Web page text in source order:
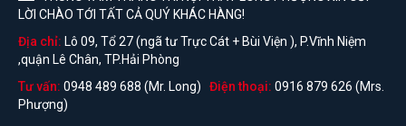
LỜI CHÀO TỚI TẤT CẢ QUÝ KHÁC HÀNG!
Địa chỉ: Lô 09, Tổ 27 (ngã tư Trực Cát + Bùi Viện ), P.Vĩnh Niệm
,quận Lê Chân, TP.Hải Phòng
Tư vấn: 0948 489 688 (Mr. Long) Điện thoại: 0916 879 626 (Mrs.
Phượng)